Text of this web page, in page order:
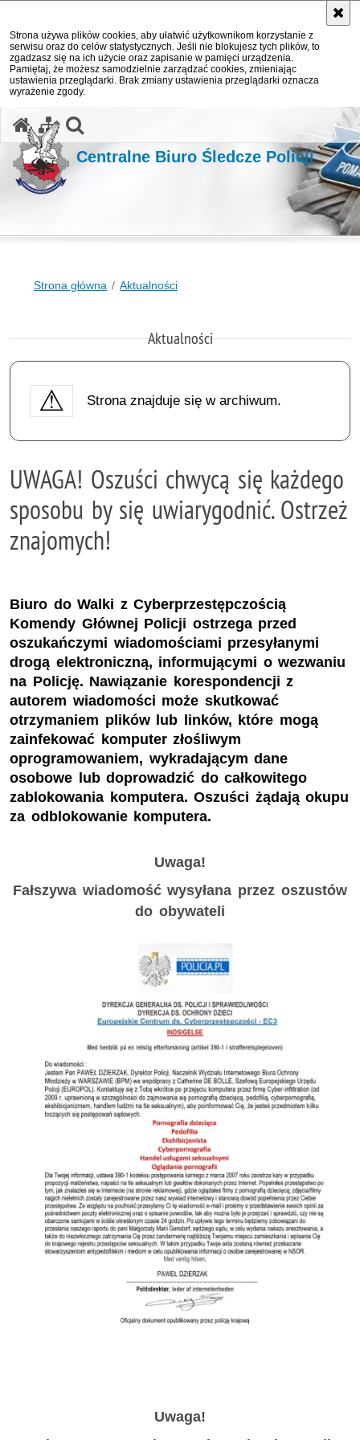
Strona używa plików cookies, aby ułatwić użytkownikom korzystanie z
serwisu oraz do celów statystycznych. Jeśli nie blokujesz tych plików, to
zgadzasz się na ich użycie oraz zapisanie w pamięci urządzenia.
Pamiętaj, że możesz samodzielnie zarządzać cookies, zmieniając
ustawienia przeglądarki. Brak zmiany ustawienia przeglądarki oznacza
wyrażenie zgody.
Centralne Biuro Śledcze Policji
Strona główna Aktualności
Aktualności
Strona znajduje się w archiwum.
UWAGA! Oszuści chwycą się każdego
sposobu by się uwiarygodnić. Ostrzeż
znajomych!
Biuro do Walki z Cyberprzestępczością
Komendy Głównej Policji ostrzega przed
oszukańczymi wiadomościami przesyłanymi
drogą elektroniczną, informującymi o wezwaniu
na Policję. Nawiązanie korespondencji z
autorem wiadomości może skutkować
otrzymaniem plików lub linków, które mogą
zainfekować komputer złośliwym
oprogramowaniem, wykradającym dane
osobowe lub doprowadzić do całkowitego
zablokowania komputera. Oszuści żądają okupu
za odblokowanie komputera.
Uwaga!
Fałszywa wiadomość wysyłana przez oszustów
do obywateli
Uwaga!